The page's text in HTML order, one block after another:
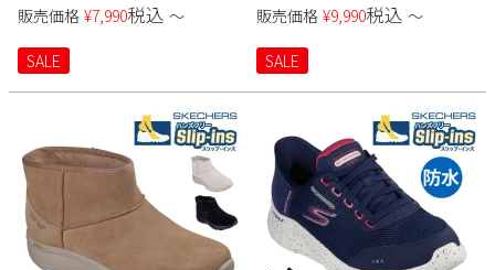
ニュー デイリー Slip-ins
SKECHERS 150263 SUMMITS
NEW DAILY BBK TPE ブラック
黒 トープ ノーマル幅 履きやす
販売価格 ¥7,990税込 〜
SALE
スリッポン ウォーキングシュ
ーズ SKECHERS Slip-ins グライ
ドステップ プロ 150420 ブラッ
ク トープ マルチ 靴 履きやすい
ゴム紐 ノーマル幅 黒
販売価格 ¥9,990税込 〜
SALE